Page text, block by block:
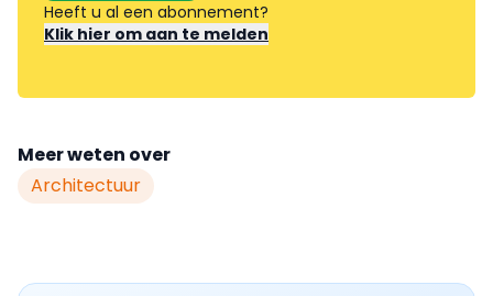
Heeft u al een abonnement?
Klik hier om aan te melden
Meer weten over
Architectuur